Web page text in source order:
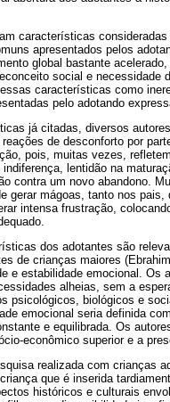
características
apresentados pelos
global bastante
social e
características como
pelo adotando
já citadas, diversos
reações de desconforto por
pois, muitas vezes,
lentidão na
contra um novo abandono.
gerar mágoas, tanto nos
intensa frustração,
dos adotantes são
de crianças maiores
e estabilidade emocional. Os
alheias, sem a
psicológicos, biológicos e
emocional seria definida
e equilibrada. Os
econômico superior e a
realizada com crianças
que é inserida
históricos e culturais